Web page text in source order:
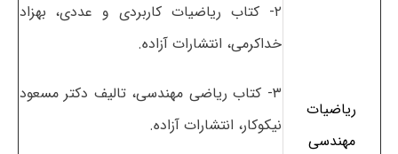
ریاضیات
مهندسی
۲- کتاب ریاضیات کاربردی و عددی، بهزاد
خداکرمی، انتشارات آزاده.
۳- کتاب ریاضی مهندسی، تالیف دکتر مسعود
نیکوکار، انتشارات آزاده.